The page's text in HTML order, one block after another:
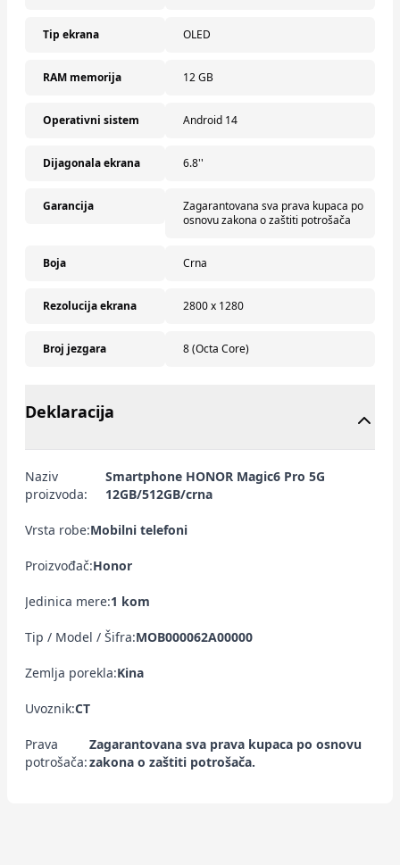
Tip ekrana OLED
RAM memorija 12 GB
Operativni sistem Android 14
Dijagonala ekrana 6.8''
Garancija
Zagarantovana sva prava kupaca po
osnovu zakona o zaštiti potrošača
Boja Crna
Rezolucija ekrana 2800 x 1280
Broj jezgara 8 (Octa Core)
Deklaracija
Naziv
proizvoda:
Smartphone HONOR Magic6 Pro 5G
12GB/512GB/crna
Vrsta robe:Mobilni telefoni
Proizvođač:Honor
Jedinica mere:1 kom
Tip / Model / Šifra:MOB000062A00000
Zemlja porekla:Kina
Uvoznik:CT
Prava
potrošača:
Zagarantovana sva prava kupaca po osnovu
zakona o zaštiti potrošača.